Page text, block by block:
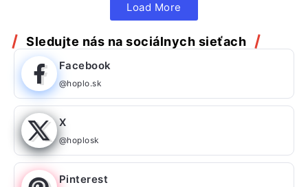
Load More
Sledujte nás na sociálnych sieťach
Facebook
@hoplo.sk
X
@hoplosk
Pinterest